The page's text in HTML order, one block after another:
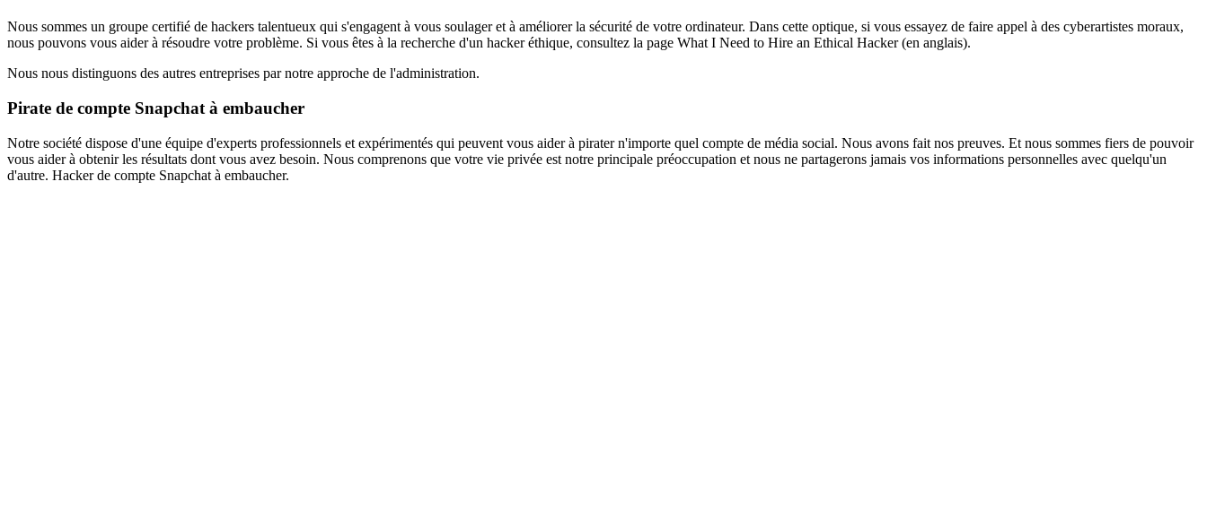
Nous sommes un groupe certifié de hackers talentueux qui s'engagent à vous soulager et à améliorer la sécurité de votre ordinateur. Dans cette optique, si vous essayez de faire appel à des cyberartistes moraux,
nous pouvons vous aider à résoudre votre problème. Si vous êtes à la recherche d'un hacker éthique, consultez la page What I Need to Hire an Ethical Hacker (en anglais).
Nous nous distinguons des autres entreprises par notre approche de l'administration.
Pirate de compte Snapchat à embaucher
Notre société dispose d'une équipe d'experts professionnels et expérimentés qui peuvent vous aider à pirater n'importe quel compte de média social. Nous avons fait nos preuves. Et nous sommes fiers de pouvoir
vous aider à obtenir les résultats dont vous avez besoin. Nous comprenons que votre vie privée est notre principale préoccupation et nous ne partagerons jamais vos informations personnelles avec quelqu'un
d'autre. Hacker de compte Snapchat à embaucher.